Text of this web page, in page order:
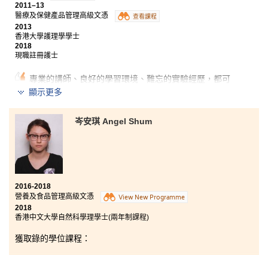
2011–13
醫療及保健產品管理高級文憑
查看課程
2013
香港大學護理學學士
2018
現職註冊護士
專業的講師、良好的學習環境、難忘的實驗經歷，都可
以在書院體驗得到。醫療及保健產品管理高級文憑包含
了很多具有專業醫療知識的課程，例如藥物使用及藥理
學、解剖生理學等。這些知識對於我將來修讀護理學是
非常重要。暑假期間，我有機會到一所診所實習，運用
已學到的知識。現在，我很清楚將來的路要怎樣走，立
志成為一位專業護士，貢獻社會。
顯示更多
岑安琪 Angel Shum
2016-2018
營養及食品管理高級文憑
View New Programme
2018
香港中文大學自然科學理學士(兩年制課程)
獲取錄的學位課程：